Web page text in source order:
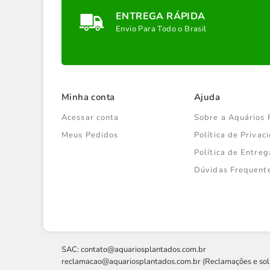
ENTREGA RÁPIDA
Envio Para Todo o Brasil
Minha conta
Acessar conta
Meus Pedidos
Ajuda
Sobre a Aquários
Política de
Política de
Dúvidas
SAC: contato@aquariosplantados.com.br
reclamacao@aquariosplantados.com.br (Reclamações e